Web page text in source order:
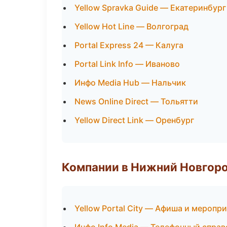
Yellow Spravka Guide — Екатеринбург
Yellow Hot Line — Волгоград
Portal Express 24 — Калуга
Portal Link Info — Иваново
Инфо Media Hub — Нальчик
News Online Direct — Тольятти
Yellow Direct Link — Оренбург
Компании в Нижний
Yellow Portal City — Афиша и